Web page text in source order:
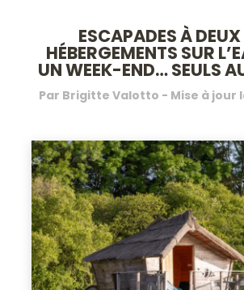
ESCAPADES À DEUX
HÉBERGEMENTS SUR
UN WEEK-END… SEULS
Par Brigitte Valotto - Mise à jour